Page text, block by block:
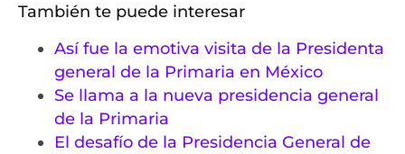
También te puede interesar
Así fue la emotiva visita de la Presidenta
general de la Primaria en México
Se llama a la nueva presidencia general
de la Primaria
El desafío de la Presidencia General de